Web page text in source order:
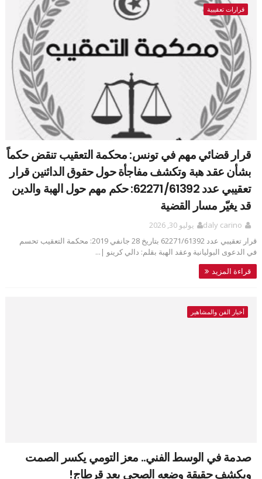
قرارات تعقيبية
قرار قضائي مهم في تونس: محكمة التعقيب تنقض حكماً
بشأن عقد هبة وتكشف مفاجأة حول حقوق الدائنين قرار
تعقيبي عدد 62271/61392: حكم مهم حول الهبة والدين
قد يغيّر مسار القضية
daly carino
يوليو 30, 2026
قرار تعقيبي عدد 62271/61392 بتاريخ 28 جانفي 2019: محكمة التعقيب تحسم
في الدعوى البوليانية وعقد الهبة بقلم: دالي كرينو |...
قراءة المزيد
أخبار الفن والمشاهير
صدمة في الوسط الفني.. معز التومي يكسر الصمت
ويكشف حقيقة وضعه الصحي بعد قرطاج!